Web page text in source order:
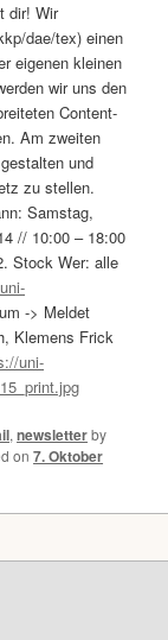
dir! Wir
dae/tex) einen
eigenen kleinen
wir uns den
Content-
Am zweiten
und
zu stellen.
Samstag,
// 10:00 – 18:00
Stock Wer: alle
-> Meldet
Klemens Frick
uni-
,newsletterby
on7. Oktober